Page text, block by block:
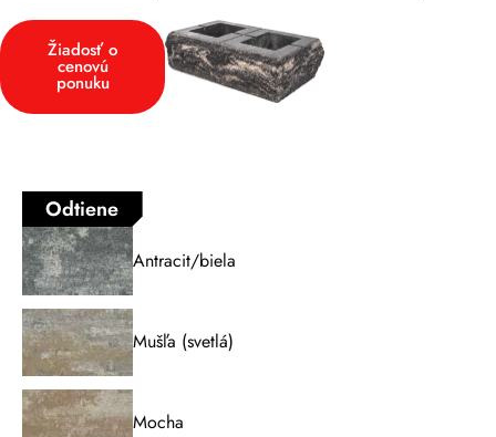
Žiadosť o
cenovú
ponuku
Odtiene
Antracit/biela
Mušľa (svetlá)
Mocha